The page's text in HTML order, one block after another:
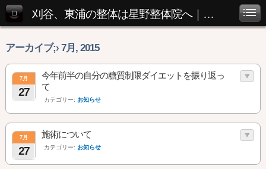
刈谷、東浦の整体は星野整体院へ｜腰痛・肩こり・座骨神経痛など
アーカイブ;› 7月, 2015
7月
27
今年前半の自分の糖質制限ダイエットを振り返っ
て
カテゴリー: お知らせ
7月
27
施術について
カテゴリー: お知らせ